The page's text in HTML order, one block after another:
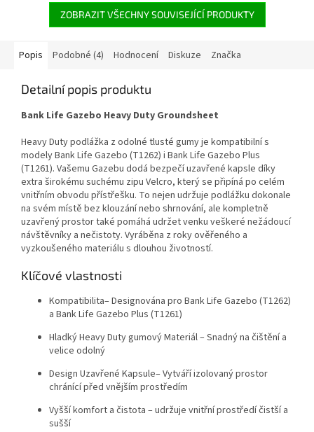
ZOBRAZIT VŠECHNY SOUVISEJÍCÍ PRODUKTY
Popis Podobné (4) Hodnocení Diskuze Značka
Detailní popis produktu
Bank Life Gazebo Heavy Duty Groundsheet
Heavy Duty podlážka z odolné tlusté gumy je kompatibilní s
modely Bank Life Gazebo (T1262) i Bank Life Gazebo Plus
(T1261). Vašemu Gazebu dodá bezpečí uzavřené kapsle díky
extra širokému suchému zipu Velcro, který se připíná po celém
vnitřním obvodu přístřešku. To nejen udržuje podlážku dokonale
na svém místě bez klouzání nebo shrnování, ale kompletně
uzavřený prostor také pomáhá udržet venku veškeré nežádoucí
návštěvníky a nečistoty. Vyráběna z roky ověřeného a
vyzkoušeného materiálu s dlouhou životností.
Klíčové vlastnosti
Kompatibilita– Designována pro Bank Life Gazebo (T1262)
a Bank Life Gazebo Plus (T1261)
Hladký Heavy Duty gumový Materiál – Snadný na čištění a
velice odolný
Design Uzavřené Kapsule– Vytváří izolovaný prostor
chránící před vnějším prostředím
Vyšší komfort a čistota – udržuje vnitřní prostředí čistší a
sušší